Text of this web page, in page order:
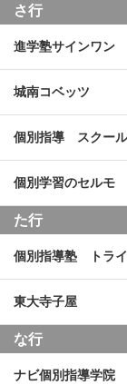
さ行
進学塾サインワン
城南コベッツ
個別指導 スクール
個別学習のセルモ
た行
個別指導塾 トラ
東大寺子屋
な行
ナビ個別指導学院